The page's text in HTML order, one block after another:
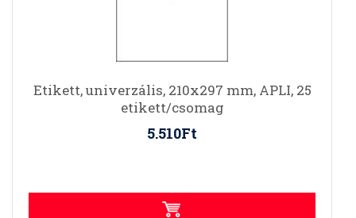
Etikett, univerzális, 210x297 mm, APLI, 25
etikett/csomag
5.510Ft